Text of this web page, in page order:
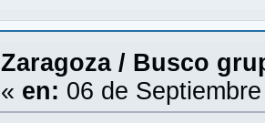
Zaragoza/ Busco
« en: 06 de